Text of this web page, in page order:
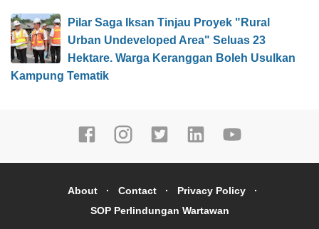
Pilar Saga Iksan Tinjau Proyek "Rural
Urban Undeveloped Area" Seluas 23
Hektare. Warga Keranggan Boleh Usulkan
Kampung Tematik
About Contact
Privacy Policy
SOP Perlindungan Wartawan